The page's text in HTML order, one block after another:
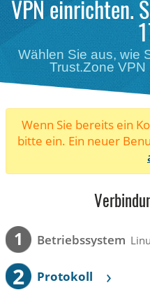
VPN einrichten.
Wählen Sie aus, wie
Trust.Zone
Wenn Sie bereits ein
bitte ein. Ein neuer
1 Betriebssystem
2 Protokoll ›